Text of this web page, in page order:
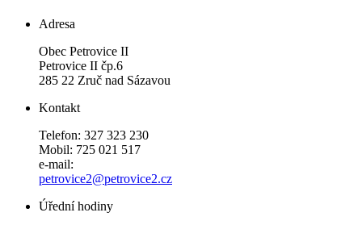
Adresa
Obec Petrovice II
Petrovice II čp.6
285 22 Zruč nad Sázavou
Kontakt
Telefon: 327 323 230
Mobil: 725 021 517
e-mail:
petrovice2@petrovice2.cz
Úřední hodiny